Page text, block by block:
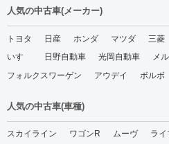
人気の中古車(メーカー)
トヨタ 日産 ホンダ マツダ 三菱
いすゞ
日野自動車 光岡自動車 メ
フォルクスワーゲン
アウデイ ボルボ
人気の中古車(車種)
スカイライン ワゴンR ムーヴ ライ